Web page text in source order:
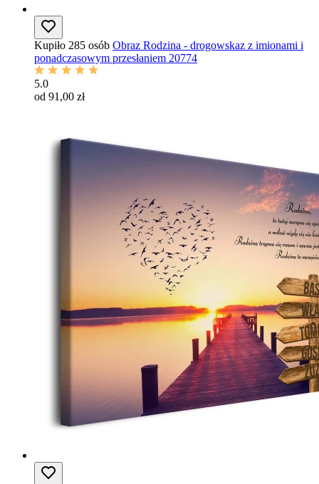
Kupiło 285 osób Obraz Rodzina - drogowskaz z imionami i
ponadczasowym przesłaniem 20774
5.0
od 91,00 zł